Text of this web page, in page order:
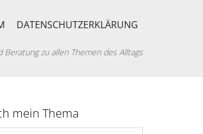
DATENSCHUTZERKLÄRUNG
Beratung zu allen Themen des Alltags
mein Thema